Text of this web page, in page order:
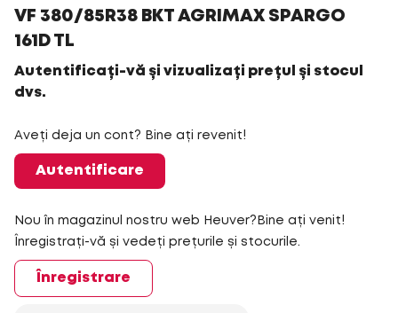
VF 380/85R38 BKT AGRIMAX SPARGO
161D TL
Autentificați-vă și vizualizați prețul și stocul
dvs.
Aveți deja un cont? Bine ați revenit!
Autentificare
Nou în magazinul nostru web Heuver?Bine ați venit!
Înregistrați-vă și vedeți prețurile și stocurile.
Înregistrare